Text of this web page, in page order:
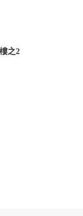
之2